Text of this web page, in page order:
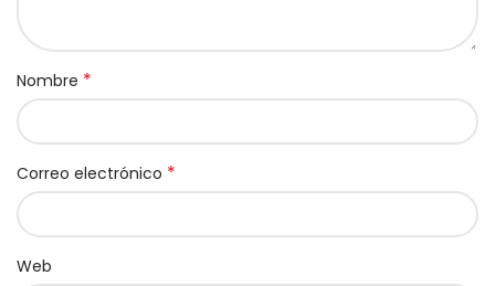
Nombre *
Correo electrónico *
Web